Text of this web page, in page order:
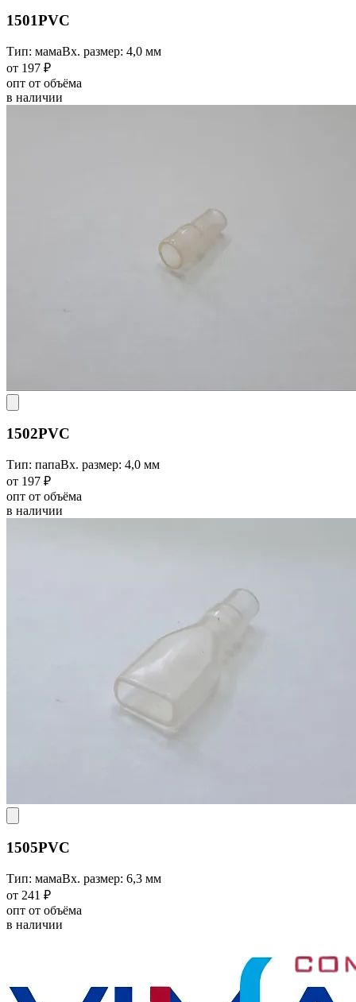
1501PVC
Тип: мамаВх. размер: 4,0 мм
от 197 ₽
опт от объёма
в наличии
1502PVC
Тип: папаВх. размер: 4,0 мм
от 197 ₽
опт от объёма
в наличии
1505PVC
Тип: мамаВх. размер: 6,3 мм
от 241 ₽
опт от объёма
в наличии